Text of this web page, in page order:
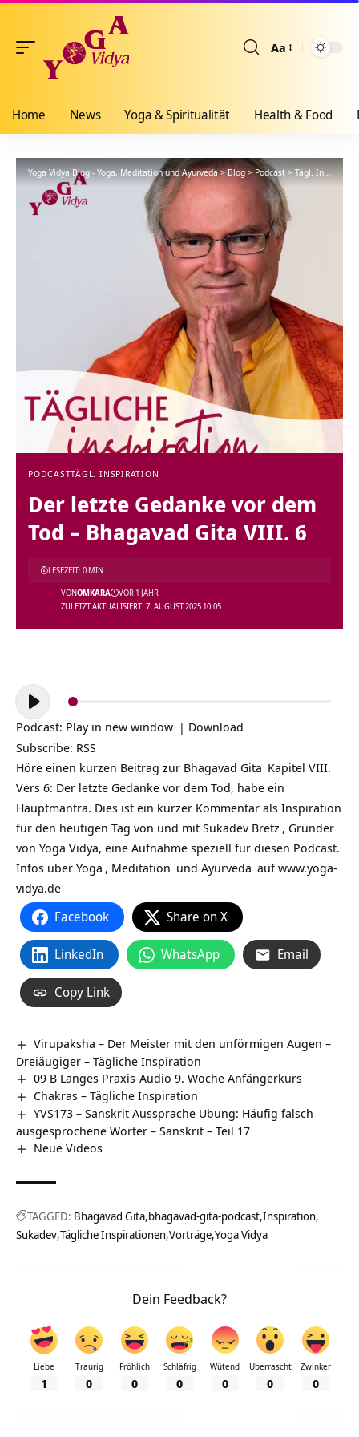
Aa
Home News Yoga & Spiritualität Health & Food
Yoga Vidya Blog - Yoga, Meditation und Ayurveda>Blog>Podcast>Tägl. Inspiration
PODCASTTÄGL. INSPIRATION
Der letzte Gedanke vor dem
Tod – Bhagavad Gita VIII. 6
ZULETZT AKTUALISIERT: 7. AUGUST 2025 10:05
VONOMKARA VOR 1 JAHR
LESEZEIT: 0 MIN
Audio-
Player
Podcast: Play in new window | Download
Subscribe: RSS
Höre einen kurzen Beitrag zur Bhagavad Gita Kapitel VIII.
Vers 6: Der letzte Gedanke vor dem Tod, habe ein
Hauptmantra. Dies ist ein kurzer Kommentar als Inspiration
für den heutigen Tag von und mit Sukadev Bretz , Gründer
von Yoga Vidya, eine Aufnahme speziell für diesen Podcast.
Infos über Yoga , Meditation und Ayurveda aufwww.yoga-
vidya.de
Facebook Share on X
LinkedIn WhatsApp Email
Copy Link
Virupaksha – Der Meister mit den unförmigen Augen –
Dreiäugiger – Tägliche Inspiration
09 B Langes Praxis-Audio 9. Woche Anfängerkurs
Chakras – Tägliche Inspiration
YVS173 – Sanskrit Aussprache Übung: Häufig falsch
ausgesprochene Wörter – Sanskrit – Teil 17
Neue Videos
TAGGED: Bhagavad Gita bhagavad-gita-podcast Inspiration
Sukadev Tägliche Inspirationen Vorträge Yoga Vidya
Dein Feedback?
Liebe
1
Traurig
0
Fröhlich
0
Schläfrig
0
Wütend
0
Überrascht
0
Zwinker
0